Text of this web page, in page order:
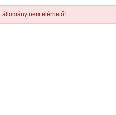
állomány nem elérhető!